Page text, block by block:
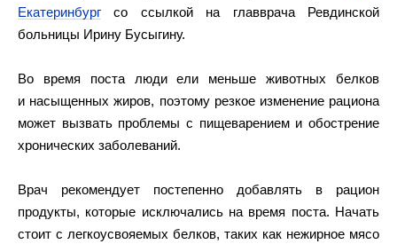
Екатеринбург со ссылкой на главврача Ревдинской
больницы Ирину Бусыгину.
Во время поста люди ели меньше животных белков
и насыщенных жиров, поэтому резкое изменение рациона
может вызвать проблемы с пищеварением и обострение
хронических заболеваний.
Врач рекомендует постепенно добавлять в рацион
продукты, которые исключались на время поста. Начать
стоит с легкоусвояемых белков, таких как нежирное мясо